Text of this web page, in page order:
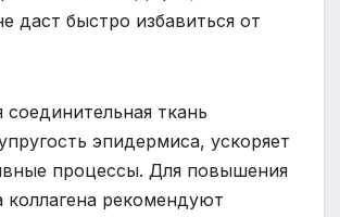
даст быстро избавиться от
ткань
эпидермиса, ускоряет
процессы. Для повышения
коллагена рекомендуют